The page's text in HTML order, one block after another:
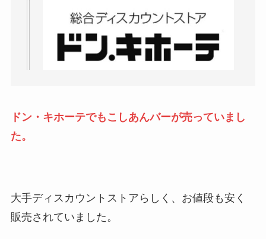
ドン・キホーテでもこしあんバーが売っていまし
た。
大手ディスカウントストアらしく、お値段も安く
販売されていました。